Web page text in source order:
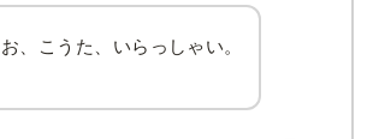
お、こうた、いらっしゃい。